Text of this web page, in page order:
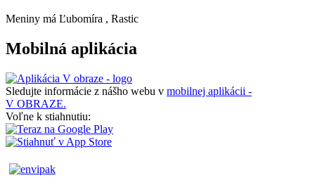
Meniny má Ľubomíra , Rastic
Mobilná aplikácia
Sledujte informácie z nášho webu v mobilnej aplikácii -
V OBRAZE.
Voľne k stiahnutiu: